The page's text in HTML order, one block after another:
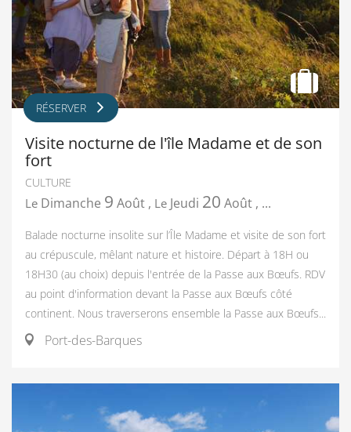
RÉSERVER
Visite nocturne de l'île Madame et de son
fort
CULTURE
Le Dimanche 9 Août , Le Jeudi 20 Août , ...
Balade nocturne insolite sur l’Île Madame et visite de son fort
au crépuscule, mêlant nature et histoire. Départ à 18H ou
18H30 (au choix) depuis l'entrée de la Passe aux Bœufs. RDV
au point d'information devant la Passe aux Bœufs côté
continent. Nous traverserons ensemble la Passe aux Bœufs...
Port-des-Barques